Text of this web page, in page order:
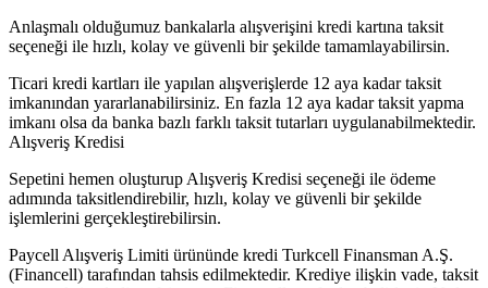
Anlaşmalı olduğumuz bankalarla alışverişini kredi kartına taksit
seçeneği ile hızlı, kolay ve güvenli bir şekilde tamamlayabilirsin.
Ticari kredi kartları ile yapılan alışverişlerde 12 aya kadar taksit
imkanından yararlanabilirsiniz. En fazla 12 aya kadar taksit yapma
imkanı olsa da banka bazlı farklı taksit tutarları uygulanabilmektedir.
Alışveriş Kredisi
Sepetini hemen oluşturup Alışveriş Kredisi seçeneği ile ödeme
adımında taksitlendirebilir, hızlı, kolay ve güvenli bir şekilde
işlemlerini gerçekleştirebilirsin.
Paycell Alışveriş Limiti ürününde kredi Turkcell Finansman A.Ş.
(Financell) tarafından tahsis edilmektedir. Krediye ilişkin vade, taksit